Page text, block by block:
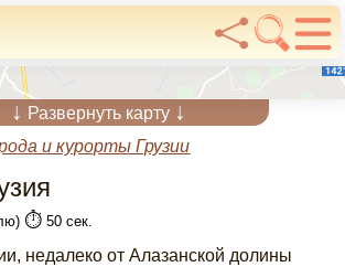
↓ Развернуть карту ↓
и курорты Грузии
⏱️ 50 сек.
недалеко от Алазанской долины